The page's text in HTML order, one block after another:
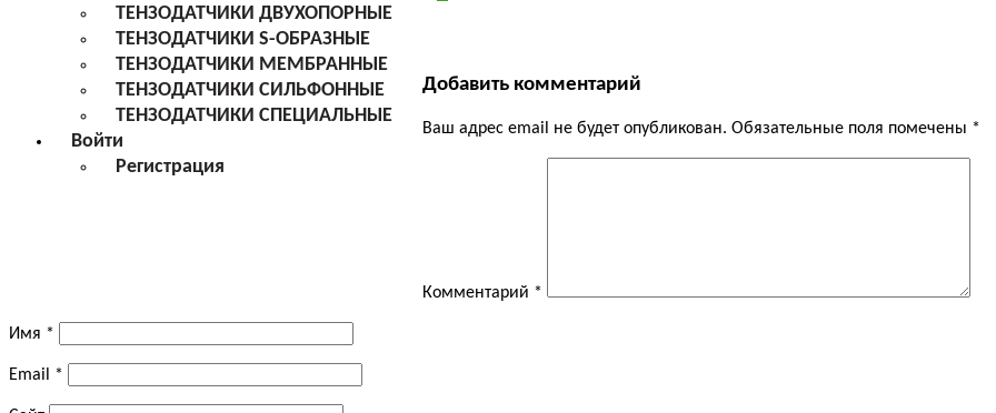
ТЕНЗОДАТЧИКИ ДВУХОПОРНЫЕ
ТЕНЗОДАТЧИКИ S-ОБРАЗНЫЕ
ТЕНЗОДАТЧИКИ МЕМБРАННЫЕ
ТЕНЗОДАТЧИКИ СИЛЬФОННЫЕ
ТЕНЗОДАТЧИКИ СПЕЦИАЛЬНЫЕ
Войти
Регистрация
Добавить комментарий
Ваш адрес email не будет опубликован. Обязательные поля помечены *
Комментарий *
Имя *
Email *